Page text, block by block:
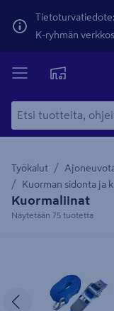
K-ryhmän
Työkalut
Kuorman sidonta ja
Kuormaliinat
Näytetään 75 tuotetta
Edellinen